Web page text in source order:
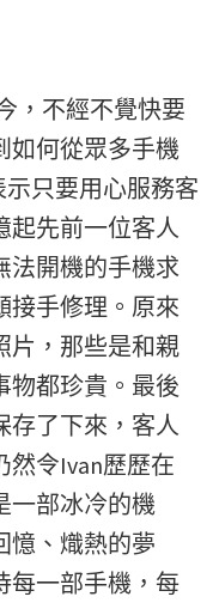
，不經不覺快要
如何從眾多手機
只要用心服務客
起先前一位客人
法開機的手機求
接手修理。原來
片，那些是和親
物都珍貴。最後
存了下來，客人
然令Ivan歷歷在
一部冰冷的機
憶、熾熱的夢
每一部手機，每